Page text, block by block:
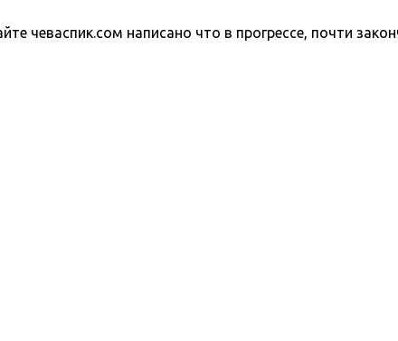
чеваспик.сом написано что в прогрессе, почти